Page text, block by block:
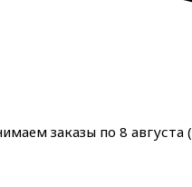
заказы по 8 августа (